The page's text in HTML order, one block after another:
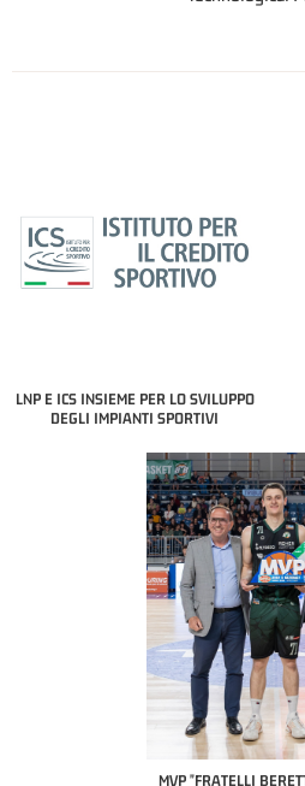
LNP E ICS INSIEME PER LO SVILUPPO
DEGLI IMPIANTI SPORTIVI
MVP "FRATELLI